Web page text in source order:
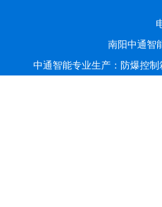
南阳中通智
中通智能专业生产：防爆控